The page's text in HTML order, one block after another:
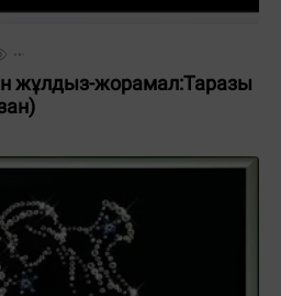
жұлдыз-жорамал:Таразы